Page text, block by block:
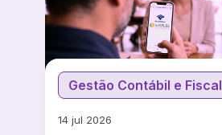
Gestão Contábil e Fiscal
14 jul 2026